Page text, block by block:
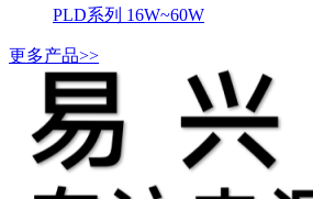
PLD系列 16W~60W
更多产品>>